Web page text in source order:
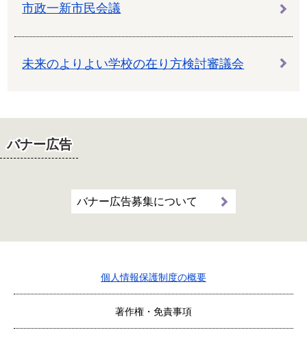
市政一新市民会議
未来のよりよい学校の在り方検討審議会
バナー広告
バナー広告募集について
個人情報保護制度の概要
著作権・免責事項